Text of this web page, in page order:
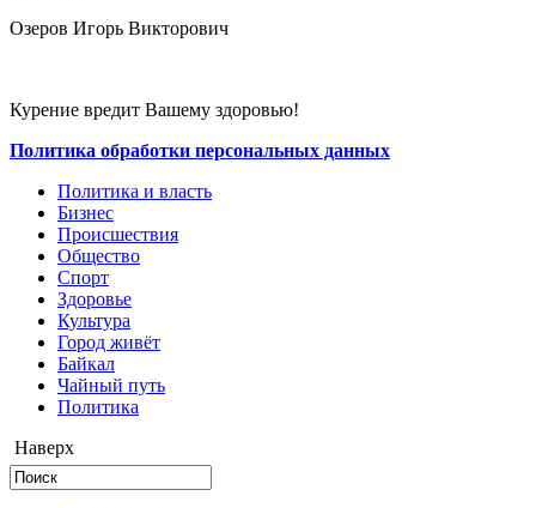
Озеров Игорь Викторович
Курение вредит Вашему здоровью!
Политика обработки персональных данных
Политика и власть
Бизнес
Происшествия
Общество
Cпорт
Здоровье
Культура
Город живёт
Байкал
Чайный путь
Политика
Наверх